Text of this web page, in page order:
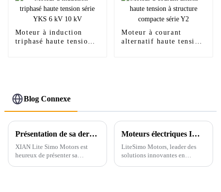
Moteur à induction
triphasé haute tension
Moteur à courant
alternatif haute tension
Blog Connexe
Présentation de sa dernière innovation, le moteur à courant alternatif haute efficacité de 630 kW
XIAN Lite Simo Motors est
heureux de présenter sa
Moteurs électriques IMB3 HV pour applications haute tension
LiteSimo Motors, leader des
solutions innovantes en